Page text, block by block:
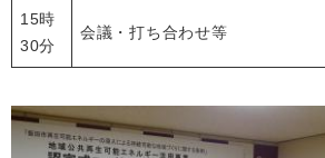
15時
30分
会議・打ち合わせ等